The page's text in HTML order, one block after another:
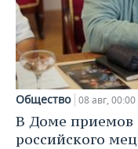
Общество 08 авг, 00:00
В Доме приемов
российского